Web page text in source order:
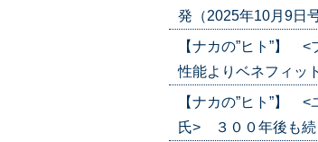
発（2025年10月9日
【ナカの”ヒト”】
性能よりベネフィッ
【ナカの”ヒト”】
氏> ３００年後も続